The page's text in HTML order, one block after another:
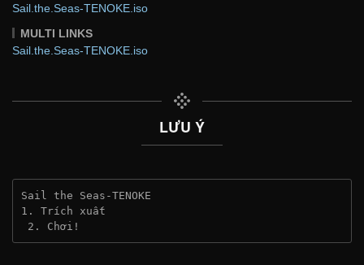
Sail.the.Seas-TENOKE.iso
MULTI LINKS
Sail.the.Seas-TENOKE.iso
LƯU Ý
Sail the Seas-TENOKE
1. Trích xuất
2. Chơi!